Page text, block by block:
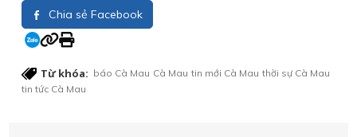
Chia sẻ Facebook
Từ khóa: báo Cà Mau Cà Mau tin mới Cà Mau thời sự Cà Mau
tin tức Cà Mau